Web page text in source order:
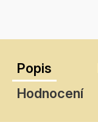
Popis
Hodnocení